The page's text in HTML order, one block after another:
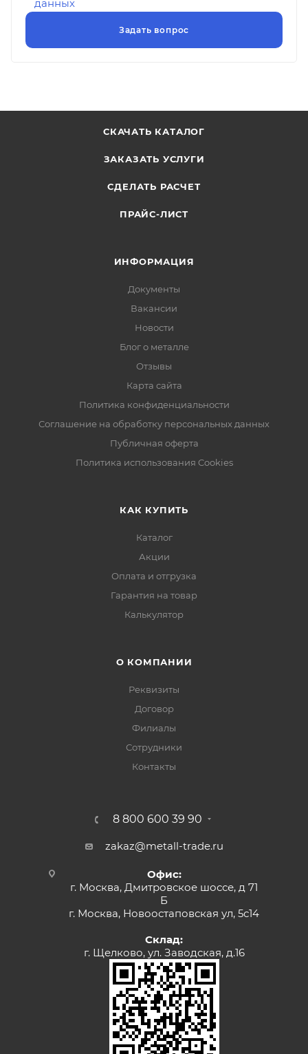
данных
СКАЧАТЬ КАТАЛОГ
ЗАКАЗАТЬ УСЛУГИ
СДЕЛАТЬ РАСЧЕТ
ПРАЙС-ЛИСТ
ИНФОРМАЦИЯ
Документы
Вакансии
Новости
Блог о металле
Отзывы
Карта сайта
Политика конфиденциальности
Соглашение на обработку персональных данных
Публичная оферта
Политика использования Cookies
КАК КУПИТЬ
Каталог
Акции
Оплата и отгрузка
Гарантия на товар
Калькулятор
О КОМПАНИИ
Реквизиты
Договор
Филиалы
Сотрудники
Контакты
8 800 600 39 90
zakaz@metall-trade.ru
Офис:
г. Москва, Дмитровское шоссе, д 71
Б
г. Москва, Новоостаповская ул, 5с14
Склад:
г. Щелково, ул. Заводская, д.16